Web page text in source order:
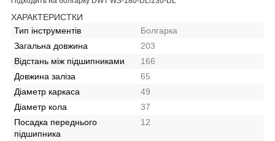
ХАРАКТЕРИСТКИ
Тип інструментів
Болгарка
Загальна довжина
203
Відстань між підшипниками
166
Довжина заліза
65
Діаметр каркаса
49
Діаметр кола
37
Посадка переднього
підшипника
12